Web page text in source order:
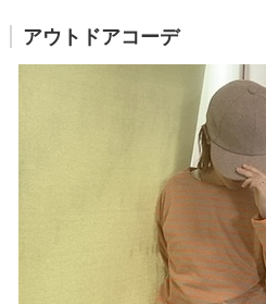
アウトドアコーデ